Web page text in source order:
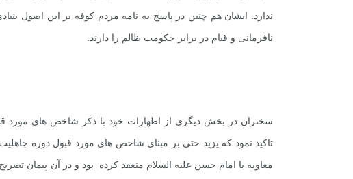
ندارد. ایشان هم چنین در پاسخ به نامه مردم کوفه بر این اصول
نافرمانی و قیام در برابر حکومت ظالم را دارند.
سخنران در بخش دیگری از اظهارات خود با ذکر شاخص های مورد
تاکید نمود که یزید حتی بر مبنای شاخص های مورد قبول دوره
معاویه با امام حسن علیه السلام منعقد کرده بود و در آن پیمان
معرفی منابع پرونده گزارش